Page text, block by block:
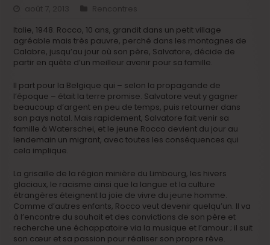
août 7, 2013
Rencontres
Italie, 1948. Rocco, 10 ans, grandit dans un petit village
agréable mais très pauvre, perché dans les montagnes de
Calabre, jusqu’au jour où son père, Salvatore, décide de
partir en quête d’un meilleur avenir pour sa famille.
Il part pour la Belgique qui – selon la propagande de
l’époque – était la terre promise. Salvatore veut y gagner
beaucoup d’argent en peu de temps, puis retourner dans
son pays natal. Mais rapidement, Salvatore fait venir sa
famille à Waterschei, et le jeune Rocco devient du jour au
lendemain un migrant, avec toutes les conséquences qui
cela implique.
La grisaille de la région minière du Limbourg, les hivers
glaciaux, le racisme ainsi que la langue et la culture
étrangères éteignent la joie de vivre du jeune homme.
Comme d’autres enfants, Rocco veut devenir quelqu’un. Il va
à l’encontre du souhait et des convictions de son père et
recherche une échappatoire via la musique et l’amour ; il suit
son cœur et sa passion pour réaliser son propre rêve.